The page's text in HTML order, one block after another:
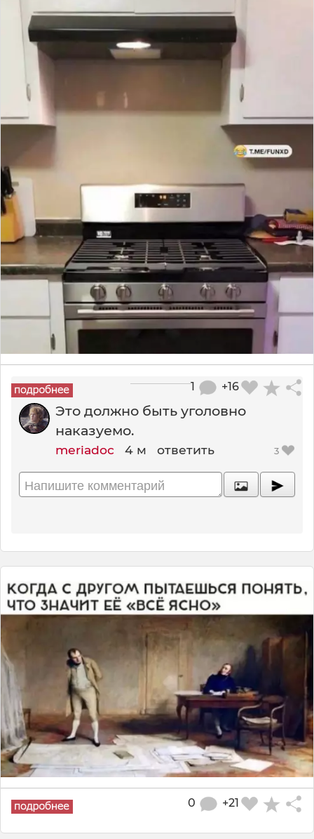
+16
1
Это должно быть уголовно
наказуемо.
meriadoc 4 м ответить 3
+21
0